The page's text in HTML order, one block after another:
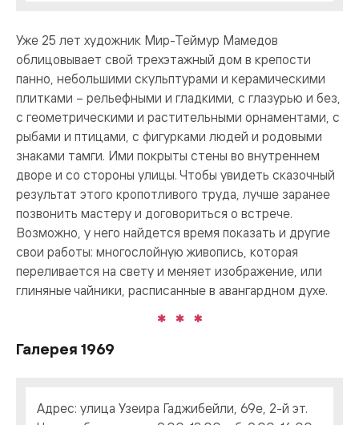
Уже 25 лет художник Мир-Теймур Мамедов
облицовывает свой трехэтажный дом в крепости
панно, небольшими скульптурами и керамическими
плитками – рельефными и гладкими, с глазурью и без,
с геометрическими и растительными орнаментами, с
рыбами и птицами, с фигурками людей и родовыми
знаками тамги. Ими покрыты стены во внутреннем
дворе и со стороны улицы. Чтобы увидеть сказочный
результат этого кропотливого труда, лучше заранее
позвонить мастеру и договориться о встрече.
Возможно, у него найдется время показать и другие
свои работы: многослойную живопись, которая
переливается на свету и меняет изображение, или
глиняные чайники, расписанные в авангардном духе.
Галерея 1969
Адрес: улица Узеира Гаджибейли, 69е, 2-й эт.